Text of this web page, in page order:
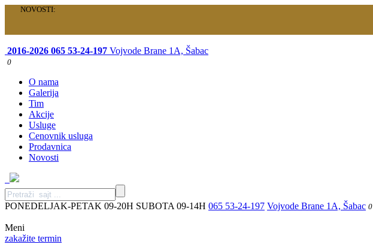
NOVOSTI:
Velika akcija je počela: Specijalni paketi samo za vas!
2016-2026 065 53-24-197 Vojvode Brane 1A, Šabac
0
O nama
Galerija
Tim
Akcije
Usluge
Cenovnik usluga
Prodavnica
Novosti
PONEDELJAK-PETAK 09-20H SUBOTA 09-14H 065 53-24-197 Vojvode Brane 1A, Šabac 0
Meni
zakažite termin